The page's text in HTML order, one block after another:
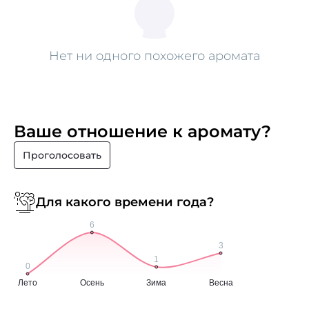
Нет ни одного похожего аромата
Ваше отношение к аромату?
Проголосовать
Для какого времени года?